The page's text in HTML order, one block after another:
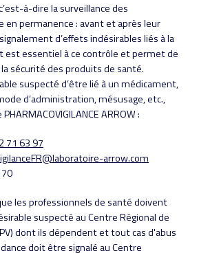
à-dire la surveillance des
en permanence : avant et après leur
d’effets indésirables liés à la
est essentiel à ce contrôle et permet de
sécurité des produits de santé.
suspecté d’être lié à un médicament,
d’administration, mésusage, etc.,
ARROW :
71 63 97
arrow.com
les professionnels de santé doivent
suspecté au Centre Régional de
dont ils dépendent et tout cas d'abus
doit être signalé au Centre